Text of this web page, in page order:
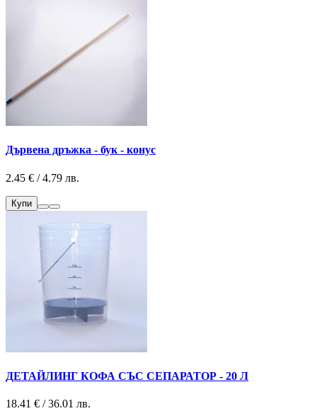
Дървена дръжка - бук - конус
2.45 € / 4.79 лв.
Купи
ДЕТАЙЛИНГ КОФА СЪС СЕПАРАТОР - 20 Л
18.41 € / 36.01 лв.